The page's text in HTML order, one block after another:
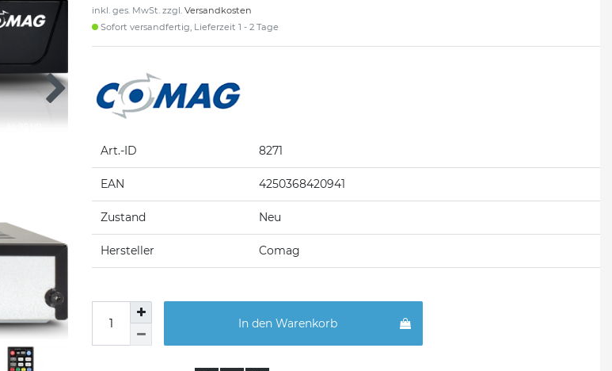
inkl. ges. MwSt. zzgl. Versandkosten
Sofort versandfertig, Lieferzeit 1 - 2 Tage
Art.-ID 8271
EAN 4250368420941
Zustand Neu
Hersteller Comag
In den Warenkorb